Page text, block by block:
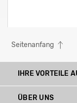
Seitenanfang
IHRE VORTEILE
ÜBER UNS